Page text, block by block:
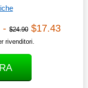
- $24.90 $17.43
rivenditori.